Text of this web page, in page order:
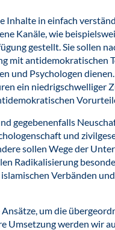
Inhalte in einfach
Kanäle, wie
gestellt. Sie sollen
mit antidemokratischen
und Psychologen dienen.
ein niedrigschwelliger
gegebenenfalls
und
sollen Wege der
Radikalisierung
Verbänden
um die
Umsetzung werden wir